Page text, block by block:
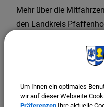
Mehr über die
den Landkreis
Nähere Auskünfte ereilt
Verkehrswesen am
Um Ihnen ein optimales
wir auf dieser Webseite
Präferenzen Ihre aktuelle